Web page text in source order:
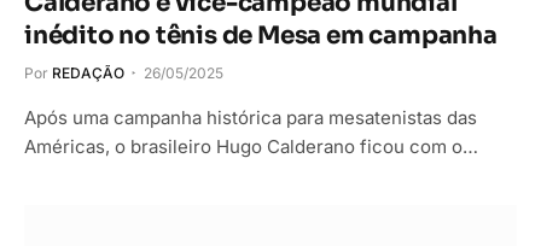
inédito no tênis de Mesa em campanha
Por REDAÇÃO 26/05/2025
Após uma campanha histórica para mesatenistas das
Américas, o brasileiro Hugo Calderano ficou com o…